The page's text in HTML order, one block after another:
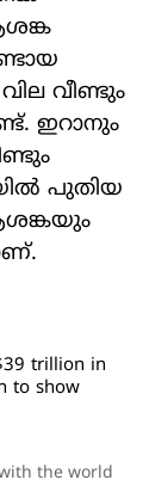
വീണ്ടും
ഇറാനും
പുതിയ
trillion in
to show
the world